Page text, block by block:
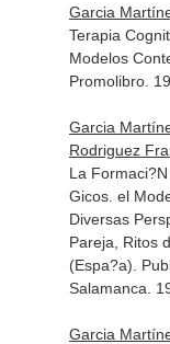
Garcia
Terapia
Modelos
Promolibro.
Garcia
Rodriguez
La
Gicos. el
Diversas
Pareja, Ritos
(Espa?a).
Salamanca.
Garcia